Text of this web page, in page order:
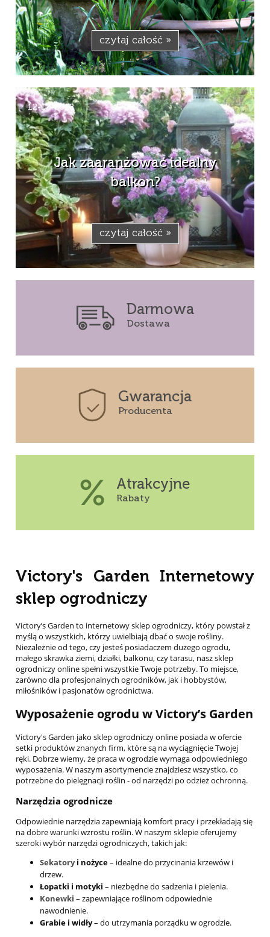
czytaj całość »
12-12-2018
Jak zaaranżować idealny
balkon?
czytaj całość »
Darmowa
Dostawa
Gwarancja
Producenta
Atrakcyjne
Rabaty
Victory's Garden Internetowy
sklep ogrodniczy
Victory’s Garden to internetowy sklep ogrodniczy, który powstał z
myślą o wszystkich, którzy uwielbiają dbać o swoje rośliny.
Niezależnie od tego, czy jesteś posiadaczem dużego ogrodu,
małego skrawka ziemi, działki, balkonu, czy tarasu, nasz sklep
ogrodniczy online spełni wszystkie Twoje potrzeby. To miejsce,
zarówno dla profesjonalnych ogrodników, jak i hobbystów,
miłośników i pasjonatów ogrodnictwa.
Wyposażenie ogrodu w Victory’s Garden
Victory's Garden jako sklep ogrodniczy online posiada w ofercie
setki produktów znanych firm, które są na wyciągnięcie Twojej
ręki. Dobrze wiemy, że praca w ogrodzie wymaga odpowiedniego
wyposażenia. W naszym asortymencie znajdziesz wszystko, co
potrzebne do pielęgnacji roślin - od narzędzi po odzież ochronną.
Narzędzia ogrodnicze
Odpowiednie narzędzia zapewniają komfort pracy i przekładają się
na dobre warunki wzrostu roślin. W naszym sklepie oferujemy
szeroki wybór narzędzi ogrodniczych, takich jak:
Sekatoryi nożyce– idealne do przycinania krzewów i
drzew.
Łopatki i motyki – niezbędne do sadzenia i pielenia.
Konewki – zapewniające roślinom odpowiednie
nawodnienie.
Grabie i widły– do utrzymania porządku w ogrodzie.